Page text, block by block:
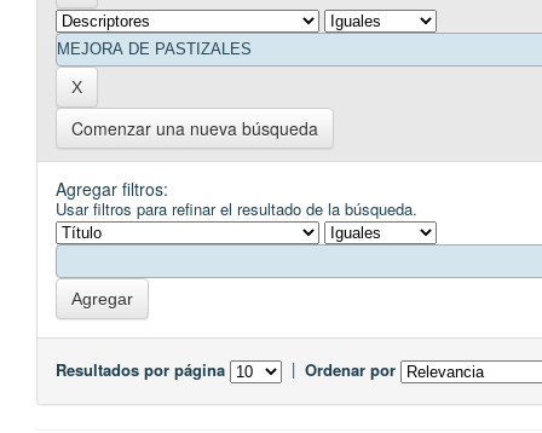
Comenzar una nueva búsqueda
Agregar filtros:
Usar filtros para refinar el resultado de la búsqueda.
Resultados por página | Ordenar por